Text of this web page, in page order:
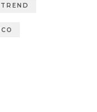
TREND